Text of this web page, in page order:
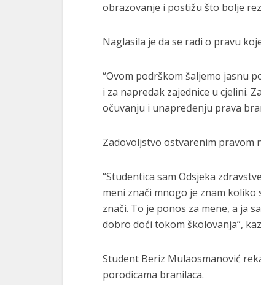
obrazovanje i postižu što bolje
Naglasila je da se radi o pravu
“Ovom podrškom šaljemo jasnu
i za napredak zajednice u cjelini.
očuvanju i unapređenju prava
Zadovoljstvo ostvarenim pravom
“Studentica sam Odsjeka
meni znači mnogo je znam
znači. To je ponos za mene, a ja
dobro doći tokom školovanja”,
Student Beriz Mulaosmanović
porodicama branilaca.